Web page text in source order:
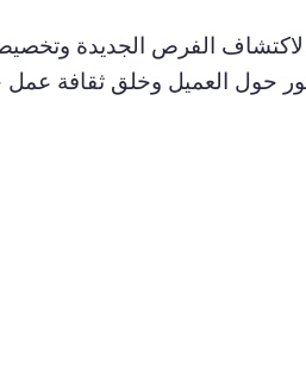
الفرص الجديدة
حول العميل وخلق ثقافة